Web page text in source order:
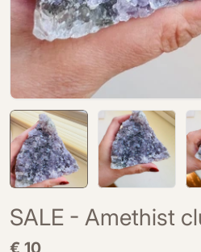
SALE - Amethist
Normale
€ 10